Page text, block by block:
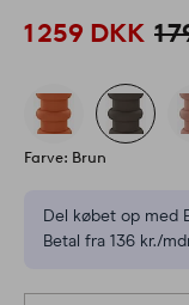
1 259 DKK 1
Farve: Brun
Del købet op med
Betal fra 136 kr./